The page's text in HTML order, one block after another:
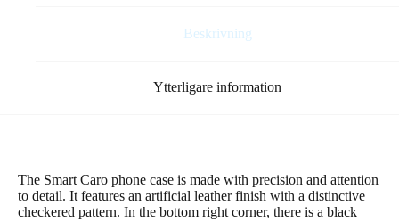
Beskrivning
Ytterligare information
The Smart Caro phone case is made with precision and attention
to detail. It features an artificial leather finish with a distinctive
checkered pattern. In the bottom right corner, there is a black